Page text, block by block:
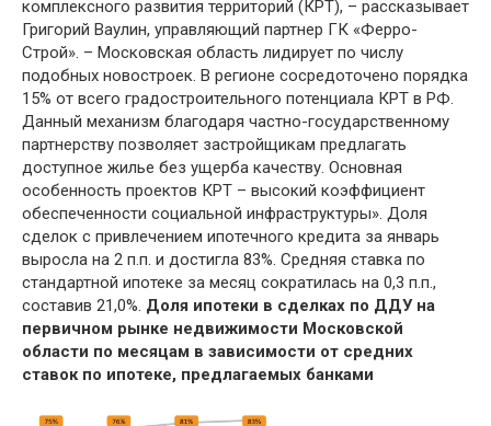
комплексного развития территорий (КРТ), – рассказывает
Григорий Ваулин, управляющий партнер ГК «Ферро-
Строй». – Московская область лидирует по числу
подобных новостроек. В регионе сосредоточено порядка
15% от всего градостроительного потенциала КРТ в РФ.
Данный механизм благодаря частно-государственному
партнерству позволяет застройщикам предлагать
доступное жилье без ущерба качеству. Основная
особенность проектов КРТ – высокий коэффициент
обеспеченности социальной инфраструктуры». Доля
сделок с привлечением ипотечного кредита за январь
выросла на 2 п.п. и достигла 83%. Средняя ставка по
стандартной ипотеке за месяц сократилась на 0,3 п.п.,
составив 21,0%. Доля ипотеки в сделках по ДДУ на
первичном рынке недвижимости Московской
области по месяцам в зависимости от средних
ставок по ипотеке, предлагаемых банками